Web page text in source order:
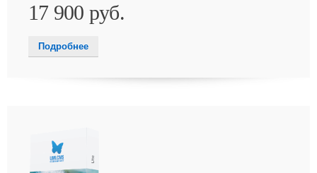
17 900 руб.
Подробнее